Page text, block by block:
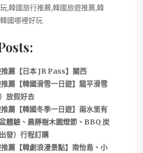
,韓國旅行推薦,韓國旅遊推薦,韓
國哪裡好玩
薦【日本 JR Pass】關西
薦【韓國滑雪一日遊】龍平滑雪
放假好去
薦【韓國冬季一日遊】兩水里有
體驗、晨靜樹木園燈節、BBQ 炭
發）行程訂購
薦【韓劇浪漫景點】南怡島、小